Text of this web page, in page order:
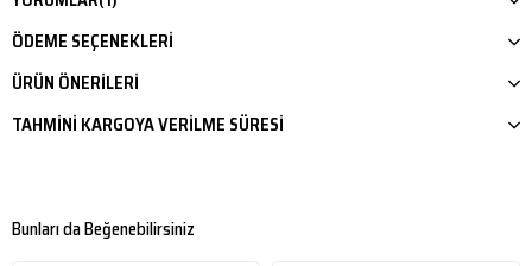
ÖDEME SEÇENEKLERI
ÜRÜN ÖNERILERI
TAHMINI KARGOYA VERILME SÜRESI
Bunları da Beğenebilirsiniz